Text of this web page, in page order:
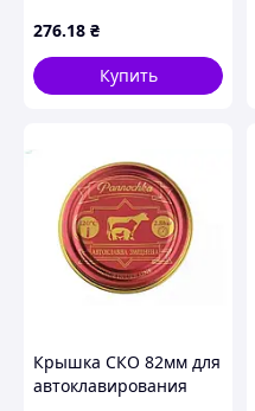
в спайке) (лак/эмаль)
ТМ ПАННОЧКА
276.18 ₴
Купить
Крышка СКО 82мм для
автоклавирования